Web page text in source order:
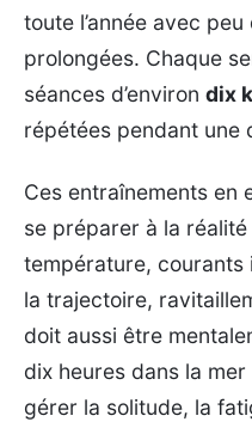
toute l’année avec
prolongées. Chaque
séances d’environ dix
répétées pendant une
Ces entraînements en
se préparer à la
température, courants
la trajectoire,
doit aussi être
dix heures dans la
gérer la solitude, la